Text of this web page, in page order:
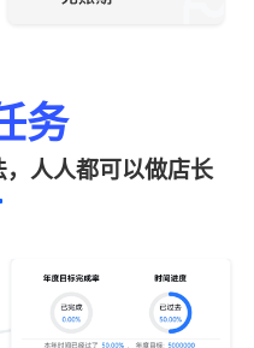
务
人人都可以做店长